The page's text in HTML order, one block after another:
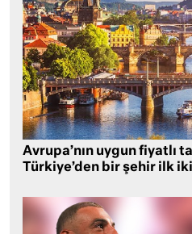
Avrupa’nın uygun fiyatlı
Türkiye’den bir şehir ilk